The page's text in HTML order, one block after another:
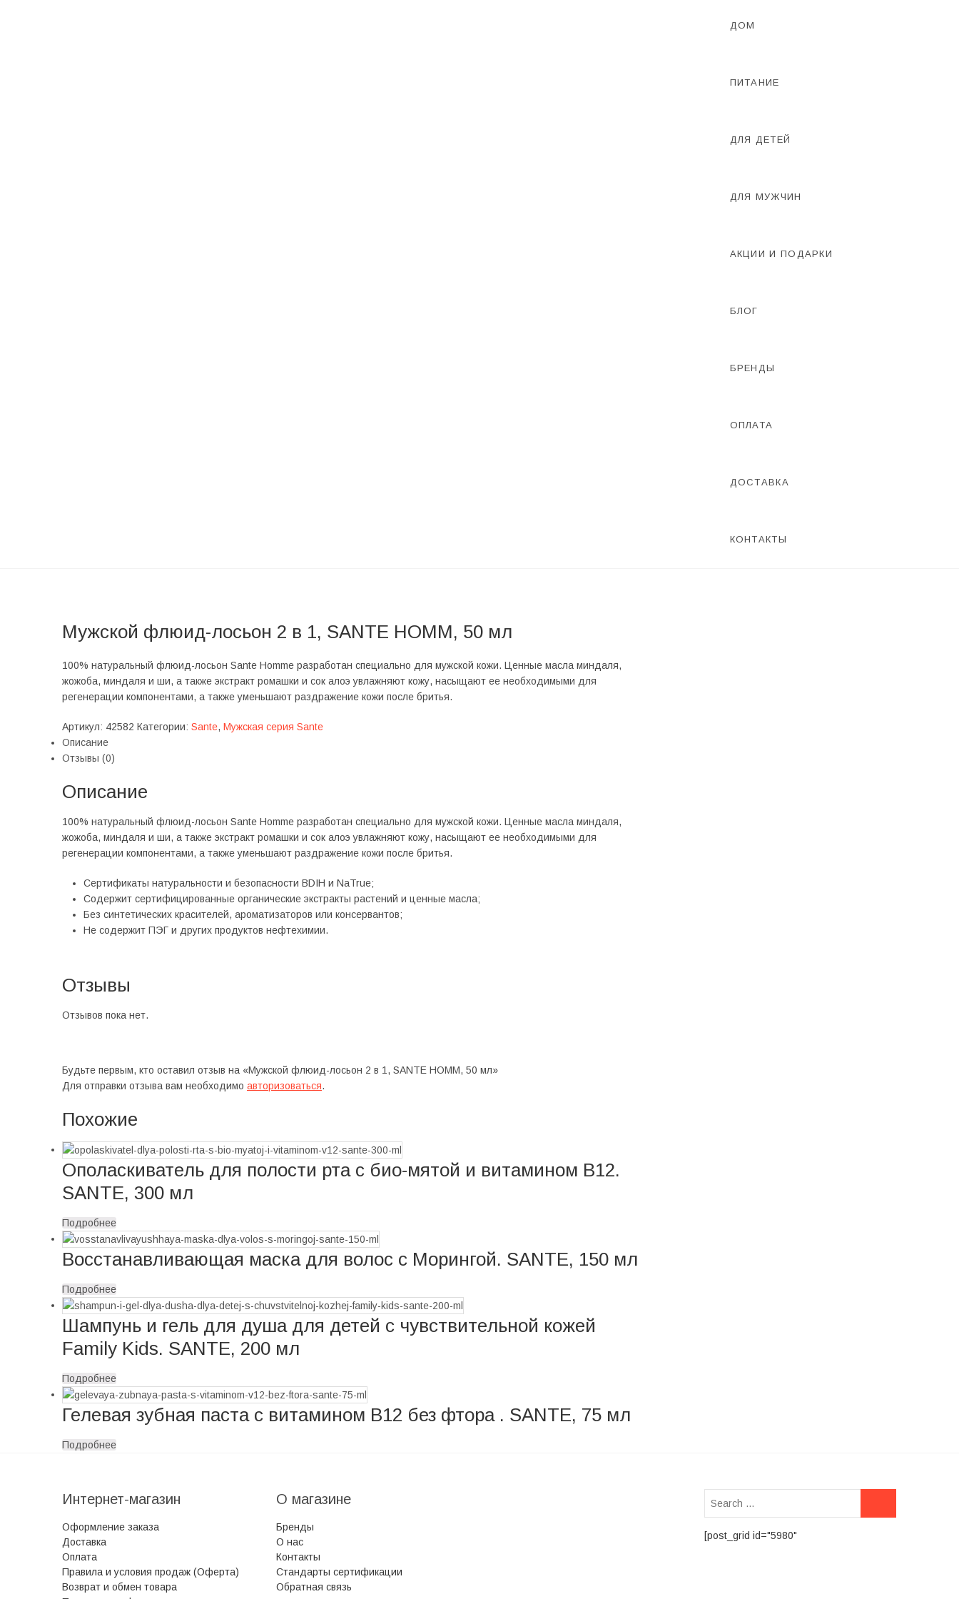
ДОМ
ПИТАНИЕ
ДЛЯ ДЕТЕЙ
ДЛЯ МУЖЧИН
АКЦИИ И ПОДАРКИ
БЛОГ
БРЕНДЫ
ОПЛАТА
ДОСТАВКА
КОНТАКТЫ
Мужской флюид-лосьон 2 в 1, SANTE HOMM, 50 мл
100% натуральный флюид-лосьон Sante Homme разработан специально для мужской кожи. Ценные масла миндаля,
жожоба, миндаля и ши, а также экстракт ромашки и сок алоэ увлажняют кожу, насыщают ее необходимыми для
регенерации компонентами, а также уменьшают раздражение кожи после бритья.
Артикул: 42582 Категории: Sante, Мужская серия Sante
Описание
Отзывы (0)
Описание
100% натуральный флюид-лосьон Sante Homme разработан специально для мужской кожи. Ценные масла миндаля,
жожоба, миндаля и ши, а также экстракт ромашки и сок алоэ увлажняют кожу, насыщают ее необходимыми для
регенерации компонентами, а также уменьшают раздражение кожи после бритья.
Сертификаты натуральности и безопасности BDIH и NaTrue;
Содержит сертифицированные органические экстракты растений и ценные масла;
Без синтетических красителей, ароматизаторов или консервантов;
Не содержит ПЭГ и других продуктов нефтехимии.
Отзывы
Отзывов пока нет.
Будьте первым, кто оставил отзыв на «Мужской флюид-лосьон 2 в 1, SANTE HOMM, 50 мл»
Для отправки отзыва вам необходимо авторизоваться.
Похожие
Ополаскиватель для полости рта с био-мятой и витамином В12.
SANTE, 300 мл
Подробнее
Восстанавливающая маска для волос с Морингой. SANTE, 150 мл
Подробнее
Шампунь и гель для душа для детей с чувствительной кожей
Family Kids. SANTE, 200 мл
Подробнее
Гелевая зубная паста с витамином В12 без фтора . SANTE, 75 мл
Подробнее
Интернет-магазин
Оформление заказа
Доставка
Оплата
Правила и условия продаж (Оферта)
Возврат и обмен товара
О магазине
Бренды
О нас
Контакты
Стандарты сертификации
Обратная связь
[post_grid id="5980"